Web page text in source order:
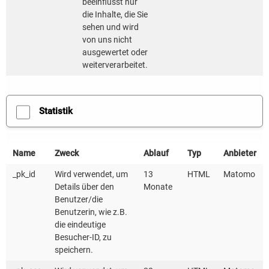
KEA-BW am 1. Januar 2025 gestartet
MEHR LESEN
Aktualisierter Leitfaden „Photovoltaik in
beeinflusst nur
die Inhalte, die Sie
sehen und wird
von uns nicht
ausgewertet oder
weiterverarbeitet.
Statistik
Name Zweck Ablauf Typ Anbieter
_pk_id
Wird verwendet, um
Details über den
Benutzer/die
Benutzerin, wie z.B.
die eindeutige
Besucher-ID, zu
speichern.
13
Monate
HTML Matomo